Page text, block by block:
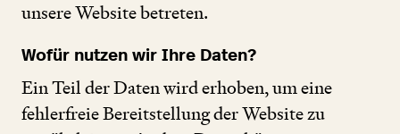
unsere Website betreten.
Wofür nutzen wir Ihre Daten?
Ein Teil der Daten wird erhoben, um eine
fehlerfreie Bereitstellung der Website zu